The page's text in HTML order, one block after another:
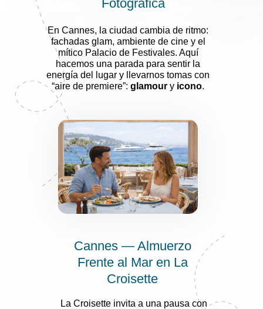
Fotográfica
En Cannes, la ciudad cambia de ritmo:
fachadas glam, ambiente de cine y el
mítico Palacio de Festivales. Aquí
hacemos una parada para sentir la
energía del lugar y llevarnos tomas con
“aire de premiere”: glamour y icono.
Cannes — Almuerzo
Frente al Mar en La
Croisette
La Croisette invita a una pausa con